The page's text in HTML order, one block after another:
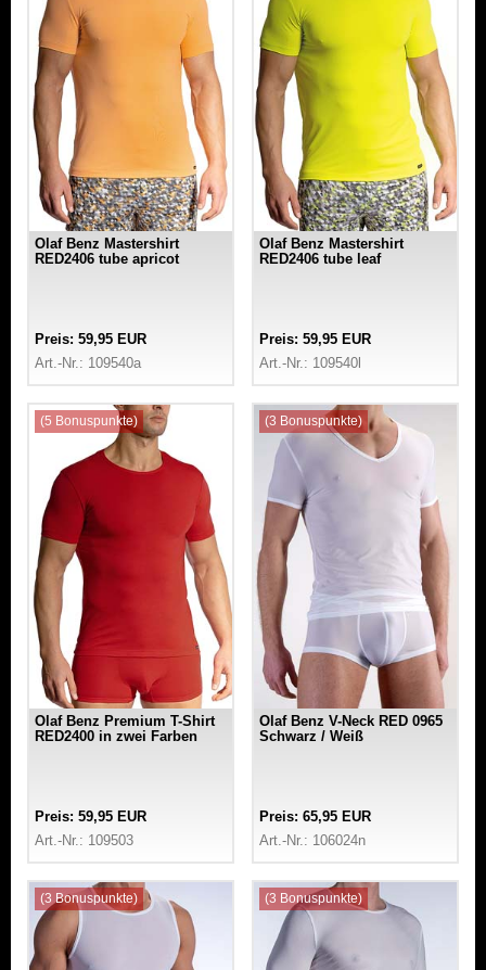
Olaf Benz Mastershirt
RED2406 tube apricot
Preis: 59,95 EUR
Art.-Nr.: 109540a
Olaf Benz Mastershirt
RED2406 tube leaf
Preis: 59,95 EUR
Art.-Nr.: 109540l
(5 Bonuspunkte)
Olaf Benz Premium T-Shirt
RED2400 in zwei Farben
Preis: 59,95 EUR
Art.-Nr.: 109503
(3 Bonuspunkte)
Olaf Benz V-Neck RED 0965
Schwarz / Weiß
Preis: 65,95 EUR
Art.-Nr.: 106024n
(3 Bonuspunkte) (3 Bonuspunkte)